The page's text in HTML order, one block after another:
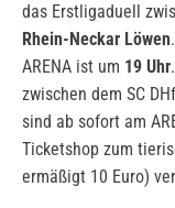
das Erstligaduell
Rhein-Neckar Löwen
ARENA ist um 19 Uhr
zwischen dem SC
sind ab sofort am
Ticketshop zum
ermäßigt 10 Euro)